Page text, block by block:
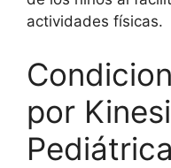
actividades físicas.
por
Pediátrica